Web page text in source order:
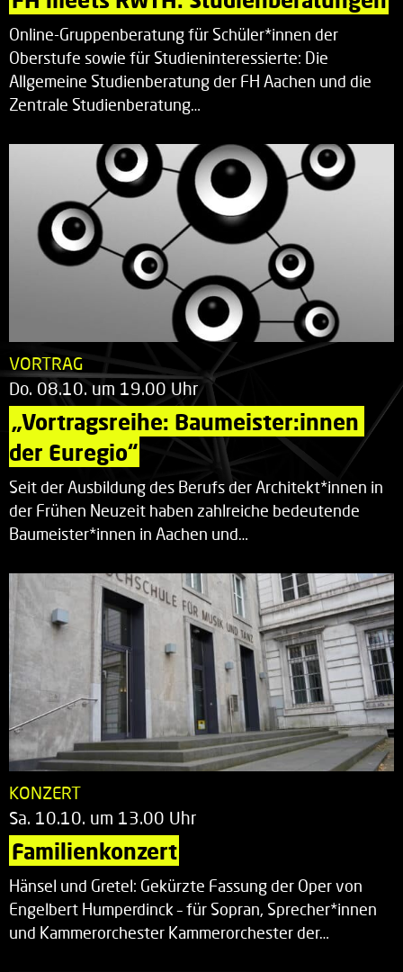
Online-Gruppenberatung für Schüler*innen der
Oberstufe sowie für Studieninteressierte: Die
Allgemeine Studienberatung der FH Aachen und die
Zentrale Studienberatung…
VORTRAG
Do. 08.10. um 19.00 Uhr
„Vortragsreihe: Baumeister:innen
der Euregio“
Seit der Ausbildung des Berufs der Architekt*innen in
der Frühen Neuzeit haben zahlreiche bedeutende
Baumeister*innen in Aachen und…
KONZERT
Sa. 10.10. um 13.00 Uhr
Familienkonzert
Hänsel und Gretel: Gekürzte Fassung der Oper von
Engelbert Humperdinck – für Sopran, Sprecher*innen
und Kammerorchester Kammerorchester der…